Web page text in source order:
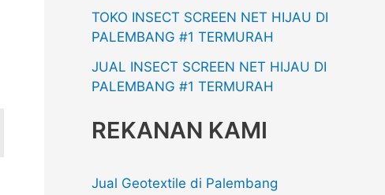
TOKO INSECT SCREEN NET HIJAU DI
PALEMBANG #1 TERMURAH
JUAL INSECT SCREEN NET HIJAU DI
PALEMBANG #1 TERMURAH
REKANAN KAMI
Jual Geotextile di Palembang